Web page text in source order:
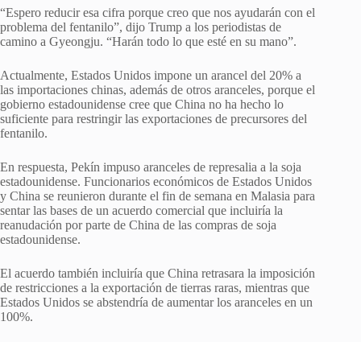
“Espero reducir esa cifra porque creo que nos ayudarán con el
problema del fentanilo”, dijo Trump a los periodistas de
camino a Gyeongju. “Harán todo lo que esté en su mano”.
Actualmente, Estados Unidos impone un arancel del 20% a
las importaciones chinas, además de otros aranceles, porque el
gobierno estadounidense cree que China no ha hecho lo
suficiente para restringir las exportaciones de precursores del
fentanilo.
En respuesta, Pekín impuso aranceles de represalia a la soja
estadounidense. Funcionarios económicos de Estados Unidos
y China se reunieron durante el fin de semana en Malasia para
sentar las bases de un acuerdo comercial que incluiría la
reanudación por parte de China de las compras de soja
estadounidense.
El acuerdo también incluiría que China retrasara la imposición
de restricciones a la exportación de tierras raras, mientras que
Estados Unidos se abstendría de aumentar los aranceles en un
100%.